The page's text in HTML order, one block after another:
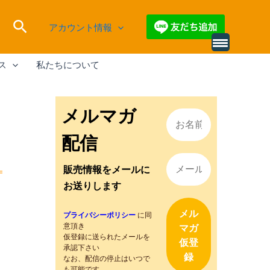
検
索
アカウント情報
私たちについて
メルマガ
配信
販売情報をメールに
お送りします
プライバシーポリシー に同
意頂き
仮登録に送られたメールを
承認下さい
なお、配信の停止はいつで
別
ー
を
読
み
込